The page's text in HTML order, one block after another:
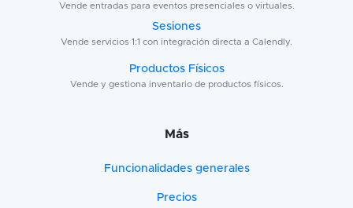
Vende entradas para eventos presenciales o virtuales.
Sesiones
Vende servicios 1:1 con integración directa a Calendly.
Productos Físicos
Vende y gestiona inventario de productos físicos.
Más
Funcionalidades generales
Precios